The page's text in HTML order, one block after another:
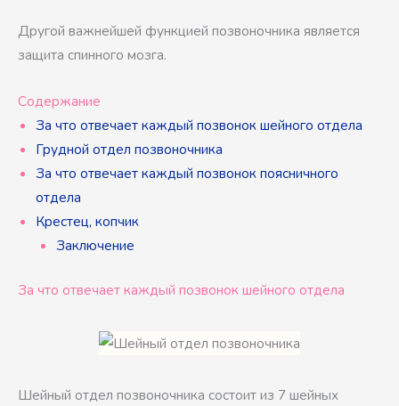
Другой важнейшей функцией позвоночника является
защита спинного мозга.
Содержание
За что отвечает каждый позвонок шейного отдела
Грудной отдел позвоночника
За что отвечает каждый позвонок поясничного
отдела
Крестец, копчик
Заключение
За что отвечает каждый позвонок шейного отдела
Шейный отдел позвоночника состоит из 7 шейных